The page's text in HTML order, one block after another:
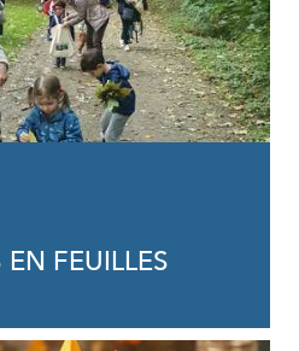
FEUILLES